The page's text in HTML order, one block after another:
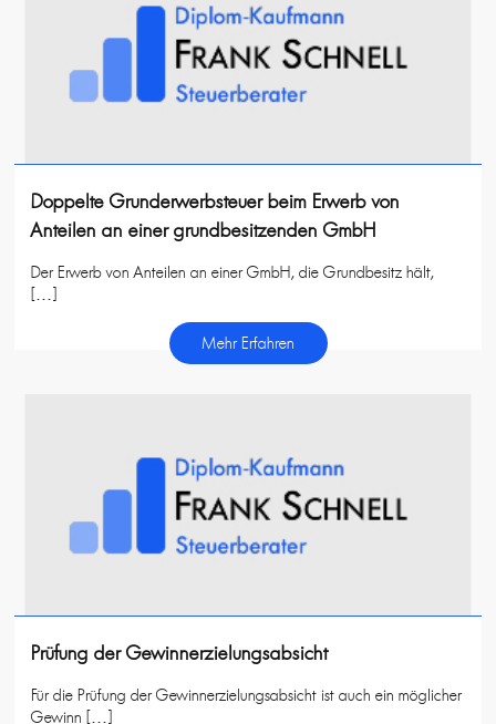
Doppelte Grunderwerbsteuer beim Erwerb von
Anteilen an einer grundbesitzenden GmbH
Der Erwerb von Anteilen an einer GmbH, die Grundbesitz hält,
[…]
Mehr Erfahren
Prüfung der Gewinnerzielungsabsicht
Für die Prüfung der Gewinnerzielungsabsicht ist auch ein möglicher
Gewinn […]